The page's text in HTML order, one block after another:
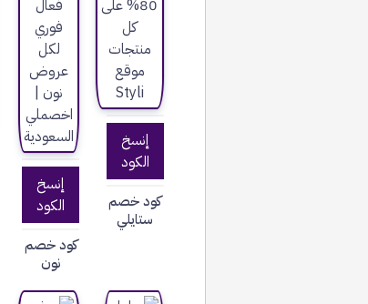
إنسخ
الكود
كود خصم
ستايلي
إنسخ
الكود
كود خصم
نون